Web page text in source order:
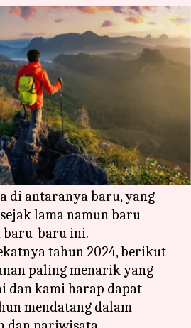
unik yang kita
2023
12, 2023
peningkatan beberapa
telah mengubah tujuan
di antaranya baru, yang
lama namun baru
baru ini.
tahun 2024, berikut
paling menarik yang
dan kami harap dapat
mendatang dalam